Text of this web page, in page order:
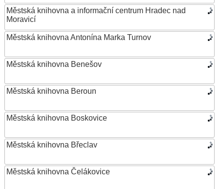
Městská knihovna a informační centrum Hradec nad
Moravicí
Městská knihovna Antonína Marka Turnov
Městská knihovna Benešov
Městská knihovna Beroun
Městská knihovna Boskovice
Městská knihovna Břeclav
Městská knihovna Čelákovice